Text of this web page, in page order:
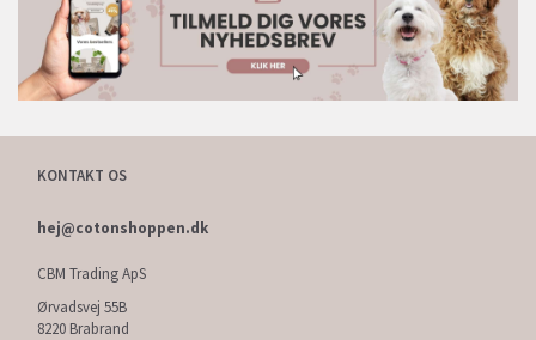
KONTAKT OS
hej@cotonshoppen.dk
CBM Trading ApS
Ørvadsvej 55B
8220 Brabrand